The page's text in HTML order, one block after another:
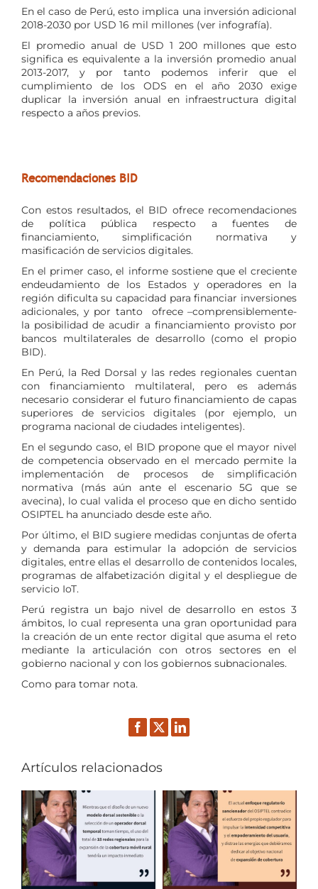
En el caso de Perú, esto implica una inversión adicional
2018-2030 por USD 16 mil millones (ver infografía).
El promedio anual de USD 1 200 millones que esto
significa es equivalente a la inversión promedio anual
2013-2017, y por tanto podemos inferir que el
cumplimiento de los ODS en el año 2030 exige
duplicar la inversión anual en infraestructura digital
respecto a años previos.
Recomendaciones BID
Con estos resultados, el BID ofrece recomendaciones
de política pública respecto a fuentes de
financiamiento, simplificación normativa y
masificación de servicios digitales.
En el primer caso, el informe sostiene que el creciente
endeudamiento de los Estados y operadores en la
región dificulta su capacidad para financiar inversiones
adicionales, y por tanto ofrece –comprensiblemente-
la posibilidad de acudir a financiamiento provisto por
bancos multilaterales de desarrollo (como el propio
BID).
En Perú, la Red Dorsal y las redes regionales cuentan
con financiamiento multilateral, pero es además
necesario considerar el futuro financiamiento de capas
superiores de servicios digitales (por ejemplo, un
programa nacional de ciudades inteligentes).
En el segundo caso, el BID propone que el mayor nivel
de competencia observado en el mercado permite la
implementación de procesos de simplificación
normativa (más aún ante el escenario 5G que se
avecina), lo cual valida el proceso que en dicho sentido
OSIPTEL ha anunciado desde este año.
Por último, el BID sugiere medidas conjuntas de oferta
y demanda para estimular la adopción de servicios
digitales, entre ellas el desarrollo de contenidos locales,
programas de alfabetización digital y el despliegue de
servicio IoT.
Perú registra un bajo nivel de desarrollo en estos 3
ámbitos, lo cual representa una gran oportunidad para
la creación de un ente rector digital que asuma el reto
mediante la articulación con otros sectores en el
gobierno nacional y con los gobiernos subnacionales.
Como para tomar nota.
Facebook
TwitterLinkedIn
Artículos relacionados